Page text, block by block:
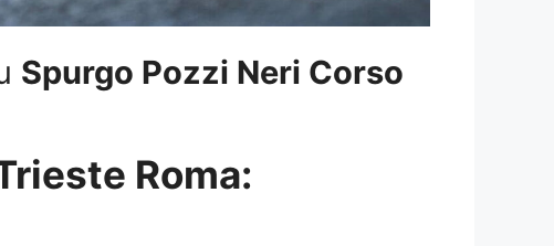
Spurgo Pozzi Neri Corso
Roma: